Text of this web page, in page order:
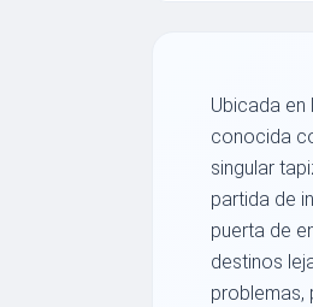
Ubicada en
conocida
singular
partida de
puerta de
destinos
problemas,